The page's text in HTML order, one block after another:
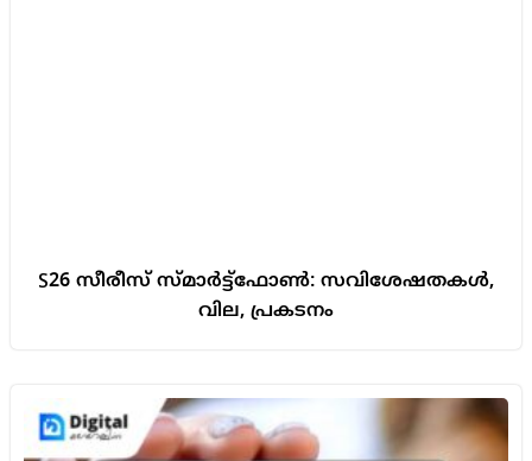
S26 സീരീസ് സ്മാർട്ട്‌ഫോൺ: സവിശേഷതകൾ,
വില, പ്രകടനം